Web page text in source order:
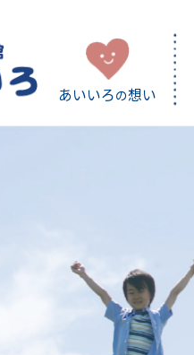
あいいろの想い